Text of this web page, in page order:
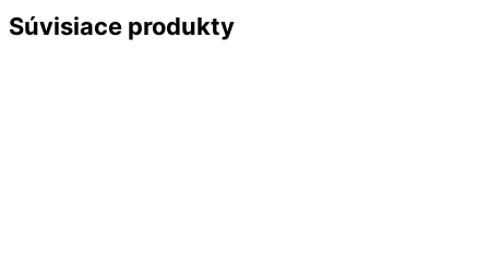
Súvisiace produkty